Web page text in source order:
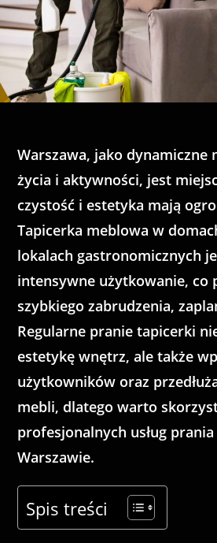
Warszawa, jako dynamiczne
życia i aktywności, jest
czystość i estetyka mają
Tapicerka meblowa w
lokalach gastronomicznych
intensywne użytkowanie, co
szybkiego zabrudzenia,
Regularne pranie tapicerki
estetykę wnętrz, ale także
użytkowników oraz
mebli, dlatego warto
profesjonalnych usług
Warszawie.
Spis treści